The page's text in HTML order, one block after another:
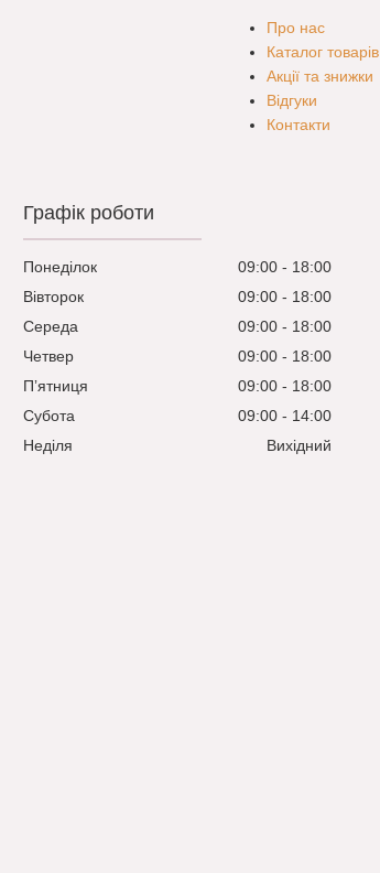
Про нас
Каталог товарів
Акції та знижки
Відгуки
Контакти
Графік роботи
Понеділок 09:00
18:00
Вівторок
09:00
18:00
Середа
09:00
18:00
Четвер
09:00
18:00
Пʼятниця
09:00
18:00
Субота
09:00
14:00
Неділя
Вихідний